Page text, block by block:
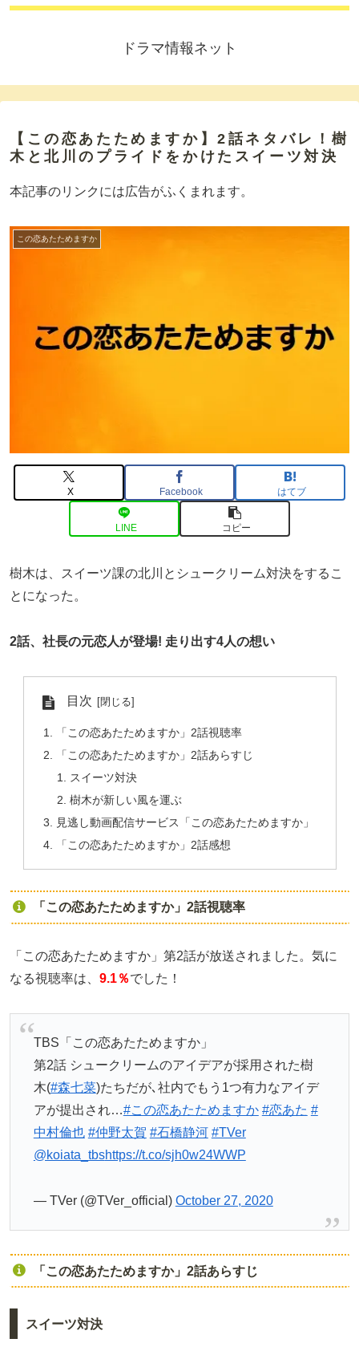
ドラマ情報ネット
【この恋あたためますか】2話ネタバレ！樹
木と北川のプライドをかけたスイーツ対決
本記事のリンクには広告がふくまれます。
この恋あたためますか
X Facebook はてブ
LINE コピー
樹木は、スイーツ課の北川とシュークリーム対決をするこ
とになった。
2話、社長の元恋人が登場! 走り出す4人の想い
目次
「この恋あたためますか」2話視聴率
「この恋あたためますか」2話あらすじ
スイーツ対決
樹木が新しい風を運ぶ
見逃し動画配信サービス「この恋あたためますか」
「この恋あたためますか」2話感想
「この恋あたためますか」2話視聴率
「この恋あたためますか」第2話が放送されました。気に
なる視聴率は、 9.1％でした！
TBS「この恋あたためますか」
第2話 シュークリームのアイデアが採用された樹
木(#森七菜)たちだが､社内でもう1つ有力なアイデ
アが提出され…#この恋あたためますか #恋あた #
中村倫也 #仲野太賀 #石橋静河 #TVer
@koiata_tbshttps://t.co/sjh0w24WWP
— TVer (@TVer_official) October 27, 2020
「この恋あたためますか」2話あらすじ
スイーツ対決